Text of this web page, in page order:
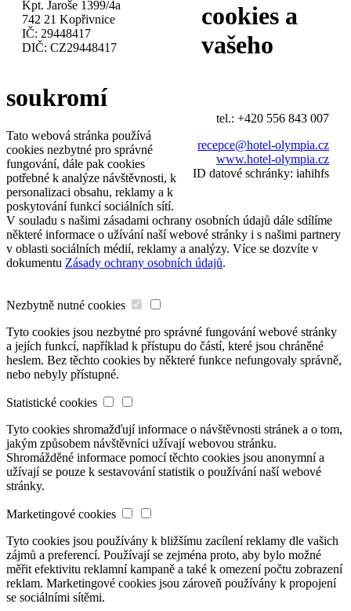
Kpt. Jaroše 1399/4a
742 21 Kopřivnice
IČ: 29448417
DIČ: CZ29448417
tel.: +420 556 843 007
recepce@hotel-olympia.cz
www.hotel-olympia.cz
ID datové schránky: iahihfs
cookies a
vašeho
soukromí
Tato webová stránka používá
cookies nezbytné pro správné
fungování, dále pak cookies
potřebné k analýze návštěvnosti, k
personalizaci obsahu, reklamy a k
poskytování funkcí sociálních sítí.
V souladu s našimi zásadami ochrany osobních údajů dále sdílíme
některé informace o užívání naší webové stránky i s našimi partnery
v oblasti sociálních médií, reklamy a analýzy. Více se dozvíte v
dokumentu Zásady ochrany osobních údajů.
Nezbytně nutné cookies
Tyto cookies jsou nezbytné pro správné fungování webové stránky
a jejích funkcí, například k přístupu do částí, které jsou chráněné
heslem. Bez těchto cookies by některé funkce nefungovaly správně,
nebo nebyly přístupné.
Statistické cookies
Tyto cookies shromažďují informace o návštěvnosti stránek a o tom,
jakým způsobem návštěvníci užívají webovou stránku.
Shromážděné informace pomocí těchto cookies jsou anonymní a
užívají se pouze k sestavování statistik o používání naší webové
stránky.
Marketingové cookies
Tyto cookies jsou používány k bližšímu zacílení reklamy dle vašich
zájmů a preferencí. Používají se zejména proto, aby bylo možné
měřit efektivitu reklamní kampaně a také k omezení počtu zobrazení
reklam. Marketingové cookies jsou zároveň používány k propojení
se sociálními sítěmi.